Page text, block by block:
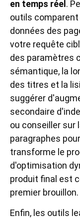
en temps réel.
outils comparent
données des
votre requête
des paramètres
sémantique, la
des titres et la
suggérer
secondaire
ou conseiller sur
paragraphes
transforme le
d'optimisation
produit final est
premier brouillon.
Enfin, les outils